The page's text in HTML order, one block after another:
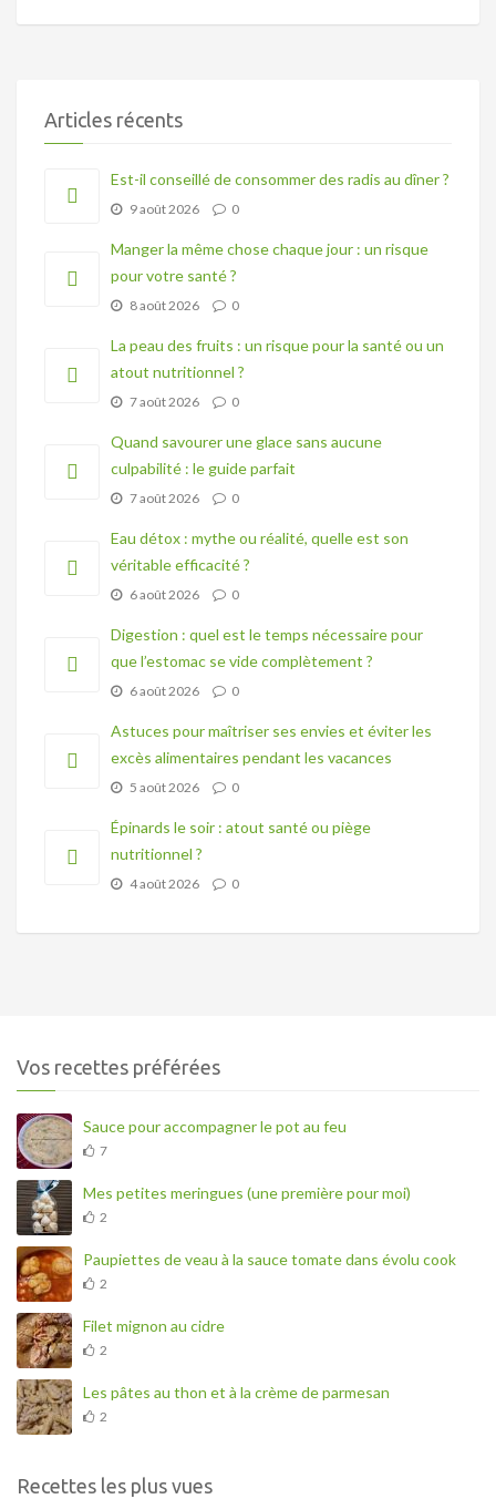
Articles récents
Est-il conseillé de consommer des radis au dîner ?
9 août 2026 0
Manger la même chose chaque jour : un risque
pour votre santé ?
8 août 2026 0
La peau des fruits : un risque pour la santé ou un
atout nutritionnel ?
7 août 2026 0
Quand savourer une glace sans aucune
culpabilité : le guide parfait
7 août 2026 0
Eau détox : mythe ou réalité, quelle est son
véritable efficacité ?
6 août 2026 0
Digestion : quel est le temps nécessaire pour
que l’estomac se vide complètement ?
6 août 2026 0
Astuces pour maîtriser ses envies et éviter les
excès alimentaires pendant les vacances
5 août 2026 0
Épinards le soir : atout santé ou piège
nutritionnel ?
4 août 2026 0
Vos recettes préférées
Sauce pour accompagner le pot au feu
7
Mes petites meringues (une première pour moi)
2
Paupiettes de veau à la sauce tomate dans évolu cook
2
Filet mignon au cidre
2
Les pâtes au thon et à la crème de parmesan
2
Recettes les plus vues